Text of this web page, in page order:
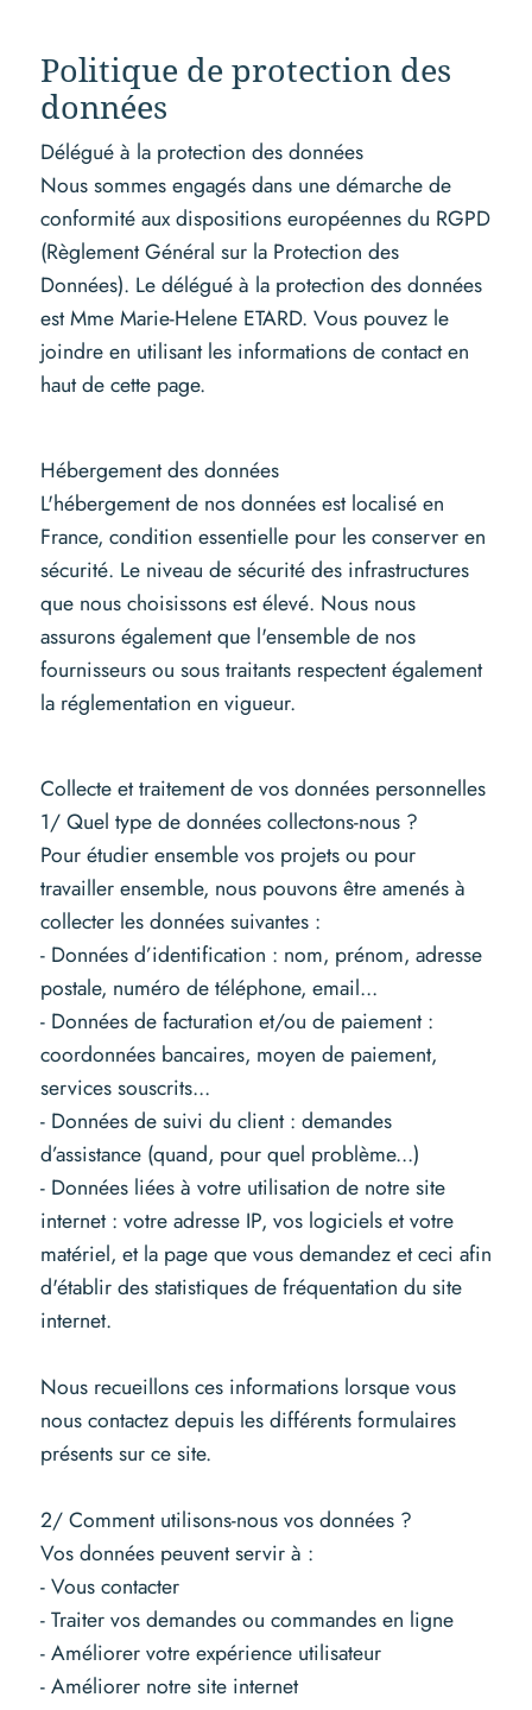
Politique de protection des
données
Délégué à la protection des données
Nous sommes engagés dans une démarche de
conformité aux dispositions européennes du RGPD
(Règlement Général sur la Protection des
Données). Le délégué à la protection des données
est Mme Marie-Helene ETARD. Vous pouvez le
joindre en utilisant les informations de contact en
haut de cette page.
Hébergement des données
L'hébergement de nos données est localisé en
France, condition essentielle pour les conserver en
sécurité. Le niveau de sécurité des infrastructures
que nous choisissons est élevé. Nous nous
assurons également que l'ensemble de nos
fournisseurs ou sous traitants respectent également
la réglementation en vigueur.
Collecte et traitement de vos données personnelles
1/ Quel type de données collectons-nous ?
Pour étudier ensemble vos projets ou pour
travailler ensemble, nous pouvons être amenés à
collecter les données suivantes :
- Données d’identification : nom, prénom, adresse
postale, numéro de téléphone, email...
- Données de facturation et/ou de paiement :
coordonnées bancaires, moyen de paiement,
services souscrits...
- Données de suivi du client : demandes
d’assistance (quand, pour quel problème...)
- Données liées à votre utilisation de notre site
internet : votre adresse IP, vos logiciels et votre
matériel, et la page que vous demandez et ceci afin
d'établir des statistiques de fréquentation du site
internet.
Nous recueillons ces informations lorsque vous
nous contactez depuis les différents formulaires
présents sur ce site.
2/ Comment utilisons-nous vos données ?
Vos données peuvent servir à :
- Vous contacter
- Traiter vos demandes ou commandes en ligne
- Améliorer votre expérience utilisateur
- Améliorer notre site internet